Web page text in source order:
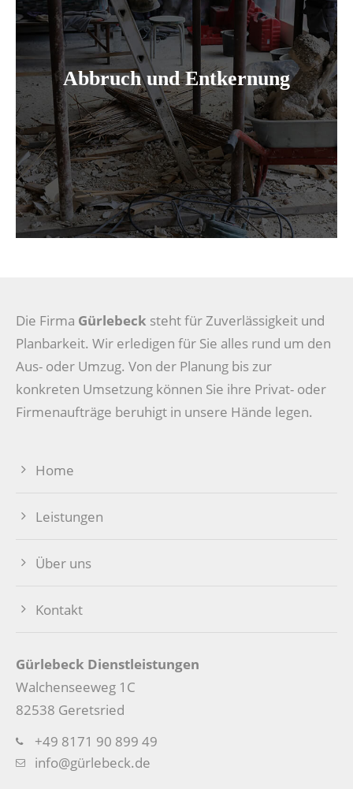
Abbruch und Entkernung
Die Firma Gürlebeck steht für Zuverlässigkeit und
Planbarkeit. Wir erledigen für Sie alles rund um den
Aus- oder Umzug. Von der Planung bis zur
konkreten Umsetzung können Sie ihre Privat- oder
Firmenaufträge beruhigt in unsere Hände legen.
Home
Leistungen
Über uns
Kontakt
Gürlebeck Dienstleistungen
Walchenseeweg 1C
82538 Geretsried
+49 8171 90 899 49
info@gürlebeck.de